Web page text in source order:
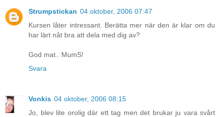
Strumpstickan 04 oktober, 2006 07:47
Kursen låter intressant. Berätta mer när den är klar om du
har lärt nåt bra att dela med dig av?
God mat.. MumS!
Svara
Vonkis 04 oktober, 2006 08:15
Jo, blev lite orolig där ett tag men det brukar ju vara svårt